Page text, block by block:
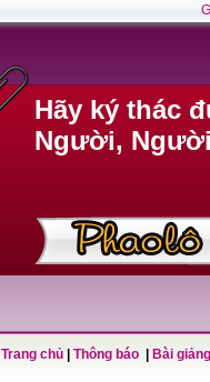
Hãy ký thác
Người,
Trang chủ Thông báo Bài